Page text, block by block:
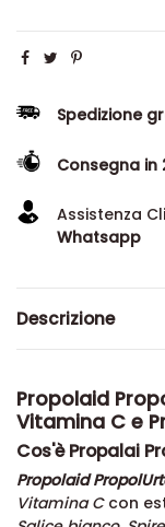
Spedizione
Consegna
Assistenza
Whatsapp
Descrizione
Propolaid
Vitamina C e
Cos'è Propalai
Propolaid
Vitamina Ccon